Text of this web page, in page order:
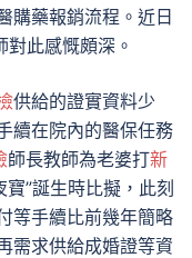
購藥報銷流程。近日
對此感慨頗深。
供給的證實資料少
續在院內的醫保任務
師長教師為老婆打新
”誕生時比擬，此刻
等手續比前幾年簡略
需求供給成婚證等資